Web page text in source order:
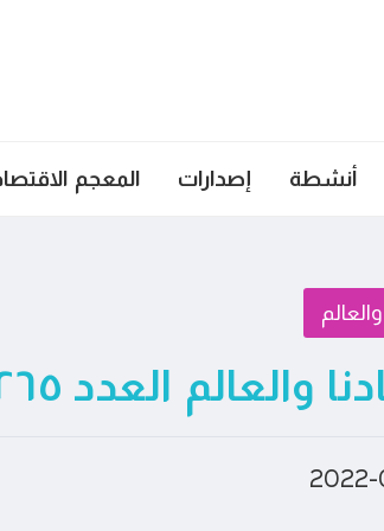
أنشطة إصدارات المعجم
والعالم العدد ٢٦٥